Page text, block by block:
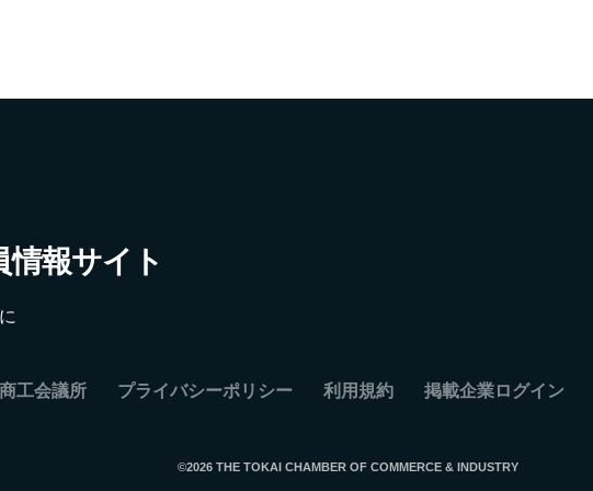
情報サイト
工会議所 プライバシーポリシー 利用規約 掲載企業ログイン
©2026 THE TOKAI CHAMBER OF COMMERCE & INDUSTRY